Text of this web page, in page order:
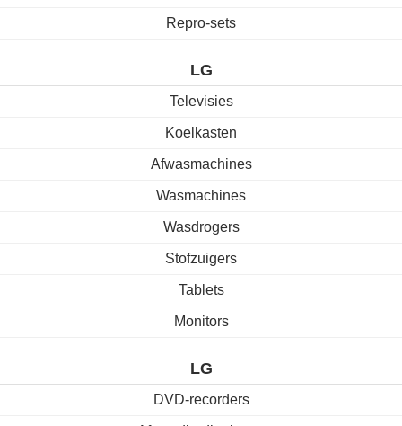
Repro-sets
LG
Televisies
Koelkasten
Afwasmachines
Wasmachines
Wasdrogers
Stofzuigers
Tablets
Monitors
LG
DVD-recorders